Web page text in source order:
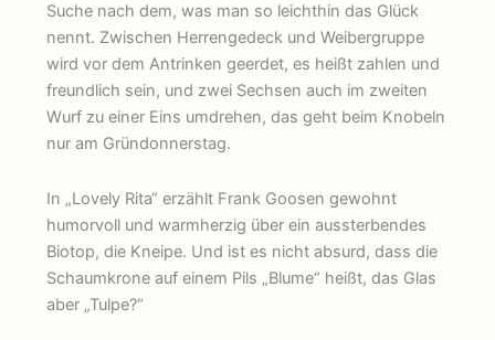
Suche nach dem, was man so leichthin das Glück
nennt. Zwischen Herrengedeck und Weibergruppe
wird vor dem Antrinken geerdet, es heißt zahlen und
freundlich sein, und zwei Sechsen auch im zweiten
Wurf zu einer Eins umdrehen, das geht beim Knobeln
nur am Gründonnerstag.
In „Lovely Rita“ erzählt Frank Goosen gewohnt
humorvoll und warmherzig über ein aussterbendes
Biotop, die Kneipe. Und ist es nicht absurd, dass die
Schaumkrone auf einem Pils „Blume“ heißt, das Glas
aber „Tulpe?“